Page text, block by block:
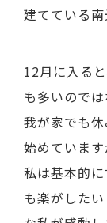
建てている南
12月に入る
も多いのでは
我が家でも
始めています
私は基本的
も楽がした